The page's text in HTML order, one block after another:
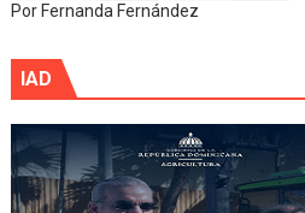
Por Fernanda Fernández
IAD